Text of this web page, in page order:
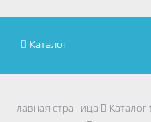
Каталог
Главная страница